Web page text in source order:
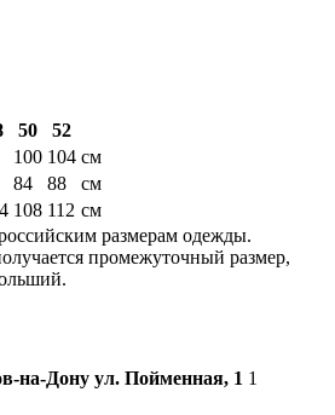
50
52
100 104 см
84 88
см
108 112 см
размерам одежды.
промежуточный размер,
на-Дону ул. Пойменная, 1 1